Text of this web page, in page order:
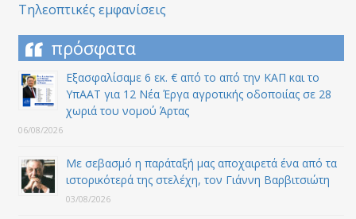
Τηλεοπτικές εμφανίσεις
πρόσφατα
Εξασφαλίσαμε 6 εκ. € από το από την ΚΑΠ και το
ΥπΑΑΤ για 12 Nέα Έργα αγροτικής οδοποιίας σε 28
χωριά του νομού Άρτας
06/08/2026
Με σεβασμό η παράταξή μας αποχαιρετά ένα από τα
ιστορικότερά της στελέχη, τον Γιάννη Βαρβιτσιώτη
03/08/2026